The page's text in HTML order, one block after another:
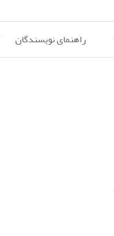
راهنمای نویسندگان